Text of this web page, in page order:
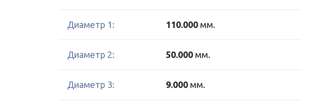
Диаметр 1: 110.000 мм.
Диаметр 2: 50.000 мм.
Диаметр 3: 9.000 мм.